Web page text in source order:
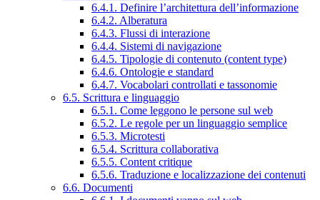
6.4.1. Definire l’architettura dell’informazione
6.4.2. Alberatura
6.4.3. Flussi di interazione
6.4.4. Sistemi di navigazione
6.4.5. Tipologie di contenuto (content type)
6.4.6. Ontologie e standard
6.4.7. Vocabolari controllati e tassonomie
6.5. Scrittura e linguaggio
6.5.1. Come leggono le persone sul web
6.5.2. Le regole per un linguaggio semplice
6.5.3. Microtesti
6.5.4. Scrittura collaborativa
6.5.5. Content critique
6.5.6. Traduzione e localizzazione dei contenuti
6.6. Documenti